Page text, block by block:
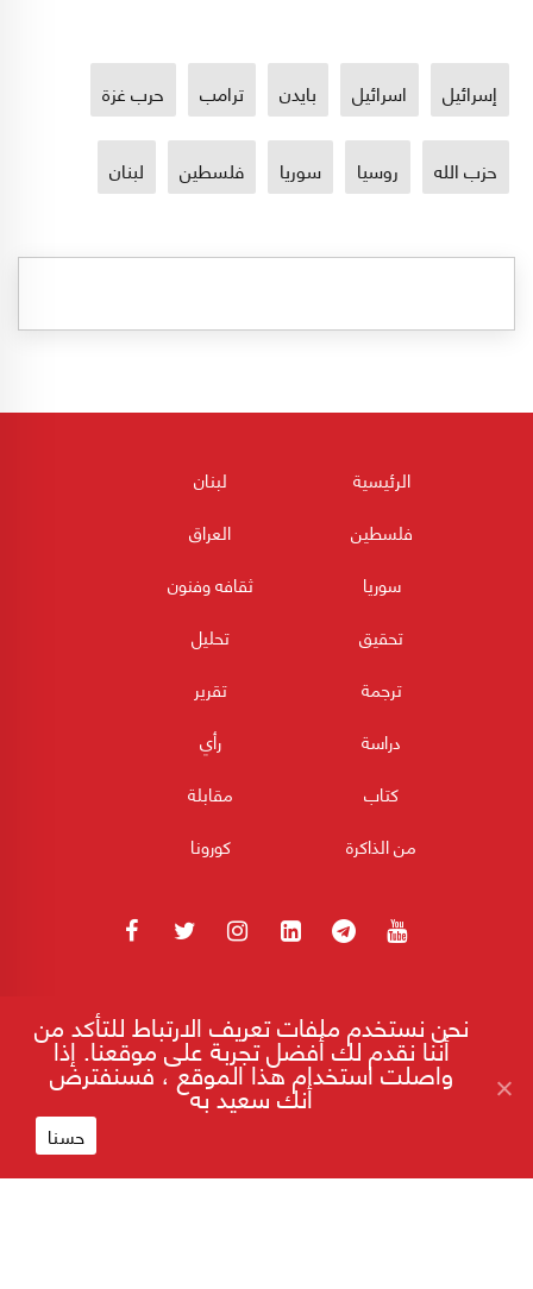
إسرائيل اسرائيل بايدن ترامب حرب غزة
حزب الله روسيا سوريا فلسطين لبنان
الرئيسية
لبنان
فلسطين
العراق
سوريا
ثقافه وفنون
تحقيق
تحليل
ترجمة
تقرير
دراسة
رأي
كتاب
مقابلة
من الذاكرة
كورونا
إقرأ على موقع 180
ظريف: إيران منفتحة على التفاوض مع واشنطن
من أجل استقرار المنطقة
نحن نستخدم ملفات تعريف الارتباط للتأكد من
أننا نقدم لك أفضل تجربة على موقعنا. إذا
واصلت استخدام هذا الموقع ، فسنفترض
أنك سعيد به
حسنا